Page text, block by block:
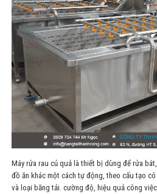
Máy rửa rau củ quả là thiết bị dùng để rửa
đồ ăn khác một cách tự động, theo cấu tạo
và loại băng tải. cường độ, hiệu quả công